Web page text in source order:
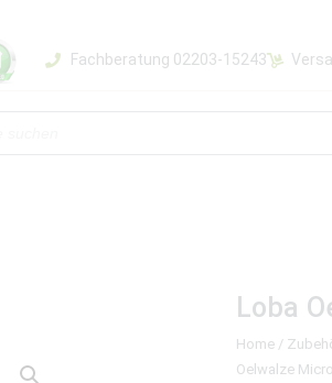
Fachberatung 02203-15243
Loba
Home/
Oelwalze